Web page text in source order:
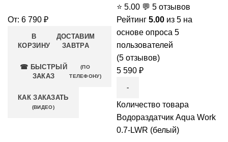
От: 6 790 ₽
В
КОРЗИНУ
ДОСТАВИМ
ЗАВТРА
☎ БЫСТРЫЙ
ЗАКАЗ
(ПО
ТЕЛЕФОНУ)
КАК ЗАКАЗАТЬ
(ВИДЕО)
⭐ 5.00 💬 5 отзывов
Рейтинг 5.00 из 5 на
основе опроса 5
пользователей
(5 отзывов)
5 590 ₽
Количество товара
Водораздатчик Aqua Work
0.7-LWR (белый)